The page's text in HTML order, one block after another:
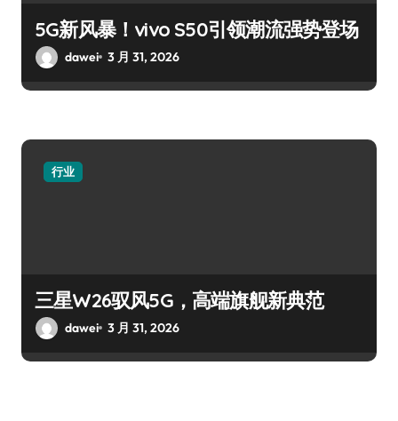
5G新风暴！vivo S50引领潮流强势登场
dawei 3 月 31, 2026
行业
三星W26驭风5G，高端旗舰新典范
dawei 3 月 31, 2026